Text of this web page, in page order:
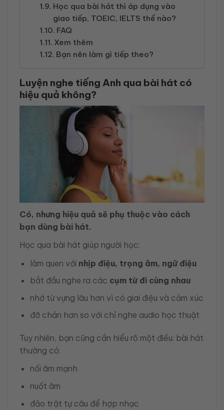
Học qua bài hát thì áp dụng vào
giao tiếp, TOEIC, IELTS thế nào?
FAQ
Xem thêm
Bạn nên làm gì tiếp theo?
Luyện nghe tiếng Anh qua bài hát có
hiệu quả không?
Có, nhưng hiệu quả sẽ phụ thuộc vào cách
bạn dùng bài hát.
Học qua bài hát giúp người học:
làm quen với nhịp điệu, trọng âm, ngữ điệu
bắt đầu nghe ra các cụm từ đi cùng nhau
nhớ từ vựng lâu hơn vì có giai điệu và cảm xúc
đỡ chán hơn so với chỉ nghe audio học thuật
Tuy nhiên, bạn cũng cần hiểu rõ một điều: bài hát
thường có:
nối âm mạnh
nuốt âm
đảo trật tự câu để hợp nhạc